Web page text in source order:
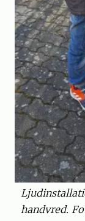
handvred.